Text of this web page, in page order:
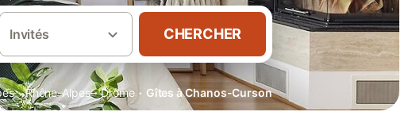
Invités CHERCHER
· Rhône-Alpes · Drôme · Gîtes à Chanos-Curson